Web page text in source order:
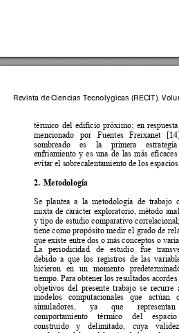
Revista de Ciencias Tecnológicas (RECIT).
térmico del edificio próximo; en
mencionado por Fuentes Freixanet
sombreado
es la primera
estrategia
enfriamiento y es una de las más eficaces
evitar el sobrecalentamiento de los
2. Metodología
Se plantea a la metodología de trabajo
mixta de carácter exploratorio, método
y tipo de estudio comparativo
tiene como propósito medir el grado de
que existe entre dos o más conceptos o
La periodicidad de estudio fue
debido a que los registros de las
hicieron en un momento
tiempo. Para obtener los resultados acordes
objetivos del presente trabajo se recurre
modelos computacionales que actúan
simuladores,
ya que
representan
comportamiento
térmico del espacio
construido
y delimitado, cuya